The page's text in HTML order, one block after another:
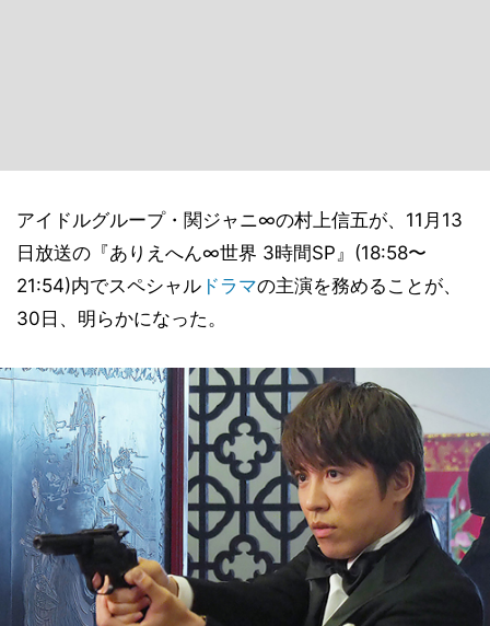
アイドルグループ・関ジャニ∞の村上信五が、11月13
日放送の『ありえへん∞世界 3時間SP』(18:58〜
21:54)内でスペシャル ドラマの主演を務めることが、
30日、明らかになった。